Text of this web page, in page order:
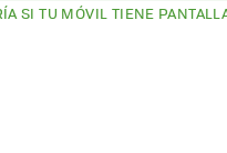
SI TU MÓVIL TIENE